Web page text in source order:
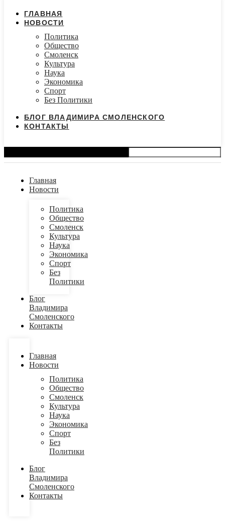
ГЛАВНАЯ
НОВОСТИ
Политика
Общество
Смоленск
Культура
Наука
Экономика
Спорт
Без Политики
БЛОГ ВЛАДИМИРА СМОЛЕНСКОГО
КОНТАКТЫ
Главная
Новости
Политика
Общество
Смоленск
Культура
Наука
Экономика
Спорт
Без
Политики
Блог
Владимира
Смоленского
Контакты
Главная
Новости
Политика
Общество
Смоленск
Культура
Наука
Экономика
Спорт
Без
Политики
Блог
Владимира
Смоленского
Контакты